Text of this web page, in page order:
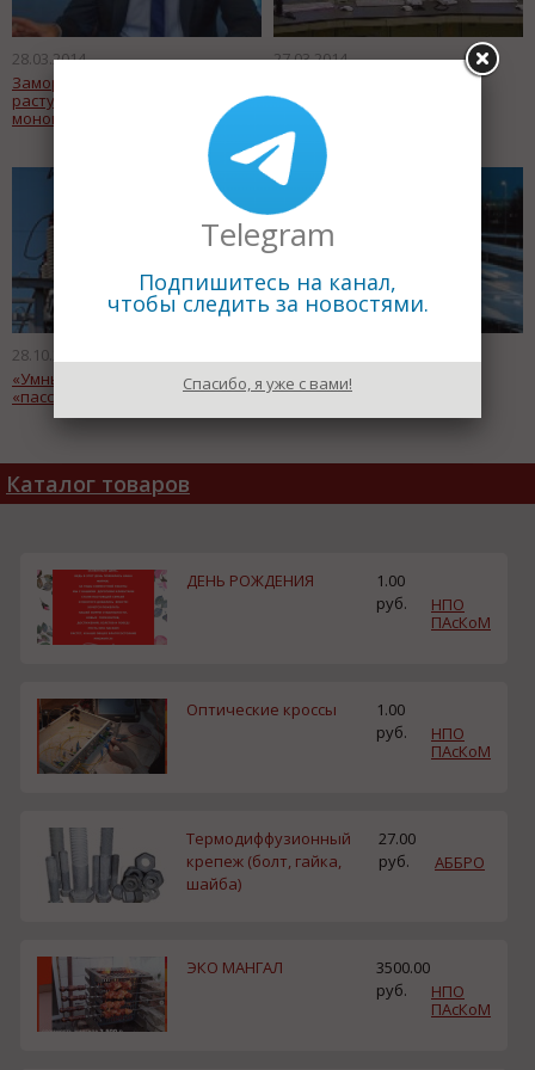
28.03.2014
Замороженные тарифы ЖКХ
растут у предприятий-
монополистов
27.03.2014
инженерные сети города
28.10.2012
«Умные» элетросети и
«пассивный» дом
Традиции сменяются
инновациями
Каталог товаров
ДЕНЬ РОЖДЕНИЯ
1.00
руб.
НПО
ПАсКоМ
Оптические кроссы
1.00
руб.
НПО
ПАсКоМ
Термодиффузионный
крепеж (болт, гайка,
шайба)
27.00
руб.
АББРО
ЭКО МАНГАЛ
3500.00
руб.
НПО
ПАсКоМ
Telegram
Подпишитесь на канал,
чтобы следить за новостями.
Спасибо, я уже с вами!